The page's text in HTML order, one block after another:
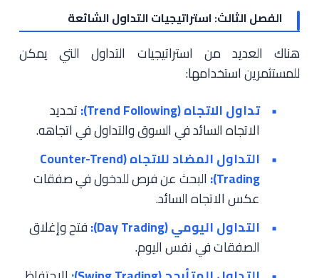
الفصل الثالث: استراتيجيات التداول الشائعة
هناك العديد من استراتيجيات التداول التي يمكن
للمستثمرين استخدامها:
تداول الاتجاه (Trend Following):
تحديد
الاتجاه السائد في السوق والتداول في اتجاهه.
التداول المضاد للاتجاه (Counter-Trend
Trading): البحث عن فرص للدخول في صفقات
عكس الاتجاه السائد.
التداول اليومي (Day Trading):
فتح وإغلاق
الصفقات في نفس اليوم.